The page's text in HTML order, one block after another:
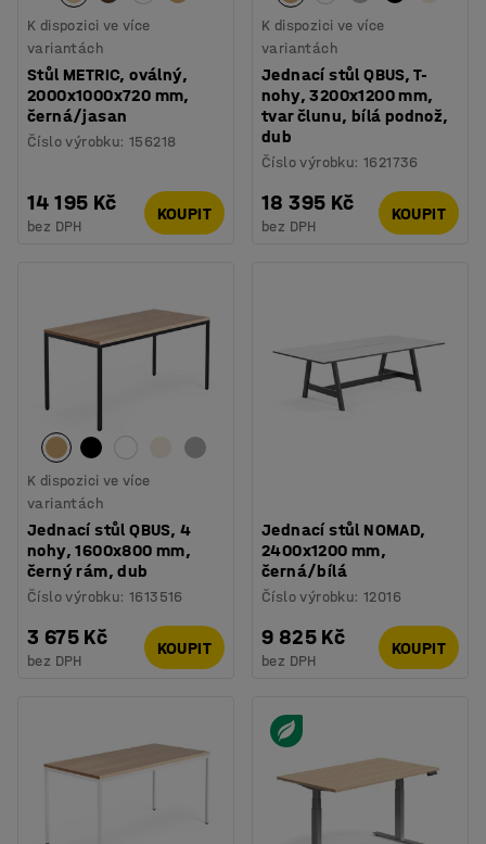
K dispozici ve více
variantách
Stůl METRIC, oválný,
2000x1000x720 mm,
černá/jasan
Číslo výrobku:156218
14 195 Kč
bez DPH
KOUPIT
K dispozici ve více
variantách
Jednací stůl QBUS, T-
nohy, 3200x1200 mm,
tvar člunu, bílá podnož,
dub
Číslo výrobku:1621736
18 395 Kč
bez DPH
KOUPIT
K dispozici ve více
variantách
Jednací stůl QBUS, 4
nohy, 1600x800 mm,
černý rám, dub
Číslo výrobku:1613516
3 675 Kč
bez DPH
KOUPIT
Jednací stůl NOMAD,
2400x1200 mm,
černá/bílá
Číslo výrobku:12016
9 825 Kč
bez DPH
KOUPIT